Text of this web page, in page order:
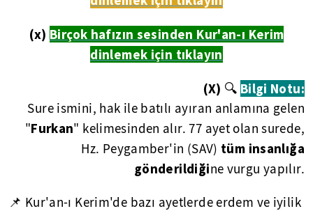
(x) Birçok hafızın sesinden Kur'an-ı Kerim
dinlemek için tıklayın
(X) 🔍 Bilgi Notu:
Sure ismini, hak ile batılı ayıran anlamına gelen
"Furkan" kelimesinden alır. 77 ayet olan surede,
Hz. Peygamber'in (SAV) tüm insanlığa
gönderildiğine vurgu yapılır.
📌 Kur'an-ı Kerim'de bazı ayetlerde erdem ve iyilik